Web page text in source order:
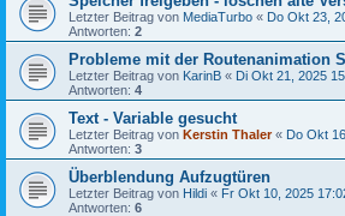
Letzter Beitrag von MediaTurbo « Do Okt 23,
Antworten: 2
Probleme mit der Routenanimation
Letzter Beitrag von KarinB « Di Okt 21, 2025
Antworten: 4
Text - Variable gesucht
Letzter Beitrag von Kerstin Thaler« Do Okt
Antworten: 3
Überblendung Aufzugtüren
Letzter Beitrag von Hildi « Fr Okt 10, 2025
Antworten: 6